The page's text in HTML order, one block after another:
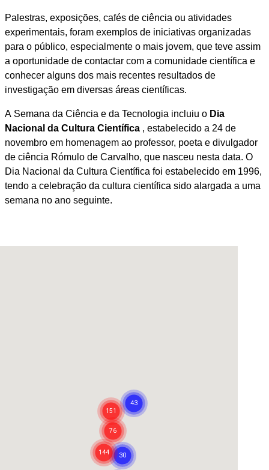
Palestras, exposições, cafés de ciência ou atividades
experimentais, foram exemplos de iniciativas organizadas
para o público, especialmente o mais jovem, que teve assim
a oportunidade de contactar com a comunidade científica e
conhecer alguns dos mais recentes resultados de
investigação em diversas áreas científicas.
A Semana da Ciência e da Tecnologia incluiu o Dia
Nacional da Cultura Científica , estabelecido a 24 de
novembro em homenagem ao professor, poeta e divulgador
de ciência Rómulo de Carvalho, que nasceu nesta data. O
Dia Nacional da Cultura Científica foi estabelecido em 1996,
tendo a celebração da cultura científica sido alargada a uma
semana no ano seguinte.